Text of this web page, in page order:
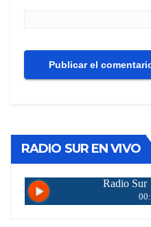
RADIO SUR EN VIVO